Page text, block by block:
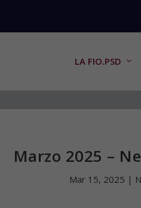
LA FIO.PSD
Marzo 2025 –
Mar 15, 2025 |